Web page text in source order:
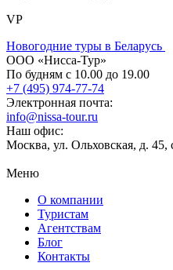
VP
Новогодние туры в Беларусь
ООО «Нисса-Тур»
По будням с 10.00 до 19.00
+7 (495) 974-77-74
Электронная почта:
info@nissa-tour.ru
Наш офис:
Москва, ул. Ольховская, д. 45,
Меню
О компании
Туристам
Агентствам
Блог
Контакты